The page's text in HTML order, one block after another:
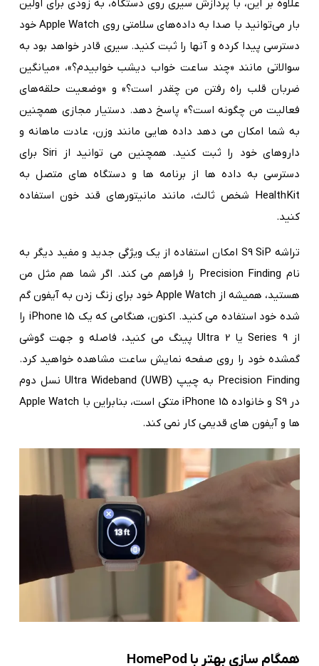
علاوه بر این، با پردازش سیری روی دستگاه، به زودی برای اولین
بار می‌توانید با صدا به داده‌های سلامتی روی Apple Watch خود
دسترسی پیدا کرده و آنها را ثبت کنید. سیری قادر خواهد بود به
سوالاتی مانند «چند ساعت خواب دیشب خوابیدم؟»، «میانگین
ضربان قلب راه رفتن من چقدر است؟» و «وضعیت حلقه‌های
فعالیت من چگونه است؟» پاسخ دهد. دستیار مجازی همچنین
به شما امکان می دهد داده هایی مانند وزن، عادت ماهانه و
داروهای خود را ثبت کنید. همچنین می توانید از Siri برای
دسترسی به داده ها از برنامه ها و دستگاه های متصل به
HealthKit شخص ثالث، مانند مانیتورهای قند خون استفاده
کنید.
تراشه S9 SiP امکان استفاده از یک ویژگی جدید و مفید دیگر به
نام Precision Finding را فراهم می کند. اگر شما هم مثل من
هستید، همیشه از Apple Watch خود برای زنگ زدن به آیفون گم
شده خود استفاده می کنید. اکنون، هنگامی که یک iPhone 15 را
از Series 9 یا Ultra 2 پینگ می کنید، فاصله و جهت گوشی
گمشده خود را روی صفحه نمایش ساعت مشاهده خواهید کرد.
Precision Finding به چیپ Ultra Wideband (UWB) نسل دوم
در S9 و خانواده iPhone 15 متکی است، بنابراین با Apple Watch
ها و آیفون های قدیمی کار نمی کند.
همگام سازی بهتر با HomePod